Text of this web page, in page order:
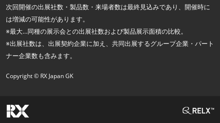
次回開催の出展社数・製品数・来場者数は最終見込みであり、開催時に
は増減の可能性があります。
※最大…同種の展示会との出展社数および製品展示面積の比較。
※出展社数は、出展契約企業に加え、共同出展するグループ企業・パート
ナー企業数も含みます。
Copyright © RX Japan GK